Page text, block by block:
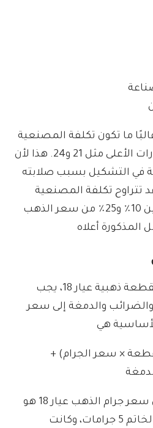
للذهب عيار 18، غالبًا ما تكون تكلفة المصنعية
أعلى نسبيًا مقارنة بالعيارات الأعلى مثل 21 و24. هذا لأن
أكثر صعوبة في التشكيل بسبب صلابته
تتراوح تكلفة المصنعية
للذهب عيار 18 في مصر بين 10٪ و25٪ من سعر الذهب
المذكورة أعلاه
لحساب السعر النهائي لقطعة ذهبية عيار 18، يجب
والدمغة إلى سعر
هي
× سعر الجرام) +
على سبيل المثال، إذا كان سعر جرام الذهب عيار 18 هو
3000 جنيه مصري، ووزن الخاتم 5 جرامات، وكانت